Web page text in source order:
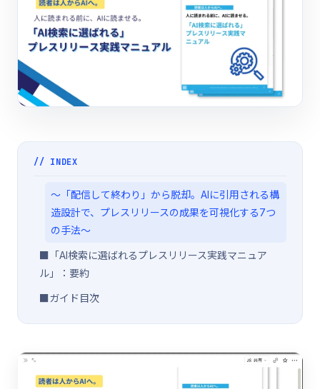
// INDEX
〜「配信して終わり」から脱却。AIに引用される構
造設計で、プレスリリースの成果を可視化する7つ
の手法〜
■「AI検索に選ばれるプレスリリース実践マニュア
ル」：要約
■ガイド目次